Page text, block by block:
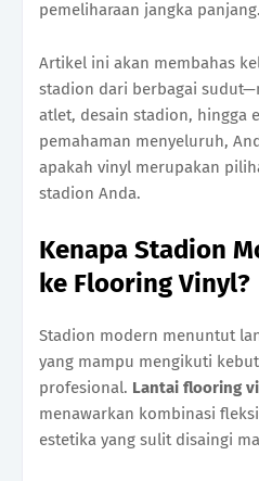
pemeliharaan jangka panjang.
Artikel ini akan membahas
stadion dari berbagai
atlet, desain stadion, hingga
pemahaman menyeluruh,
apakah vinyl merupakan
stadion Anda.
Kenapa Stadion
ke Flooring Vinyl?
Stadion modern menuntut
yang mampu mengikuti
profesional. Lantai flooring
menawarkan kombinasi
estetika yang sulit disaingi